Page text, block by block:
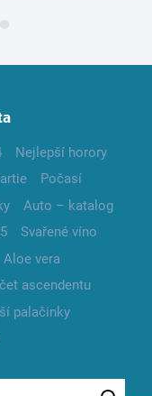
Nejlepší horory
Počasí
Auto – katalog
Svařené víno
Aloe vera
ascendentu
palačinky